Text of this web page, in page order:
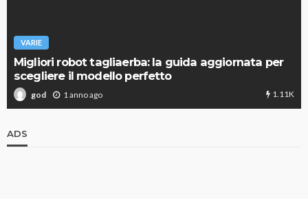
VARIE
Migliori robot tagliaerba: la guida aggiornata per
scegliere il modello perfetto
god 1 anno ago 1.11K
ADS